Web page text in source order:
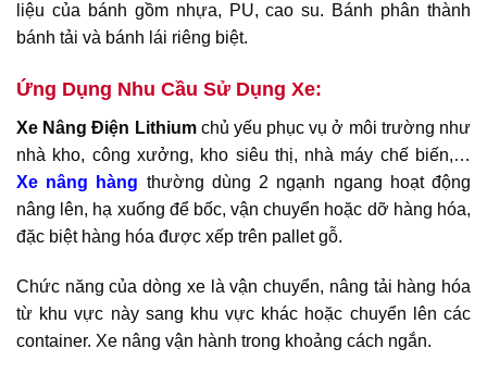
liệu của bánh gồm nhựa, PU, cao su. Bánh phân thành
bánh tải và bánh lái riêng biệt.
Ứng Dụng Nhu Cầu Sử Dụng Xe:
Xe Nâng Điện Lithiumchủ yếu phục vụ ở môi trường như
nhà kho, công xưởng, kho siêu thị, nhà máy chế biến,…
Xe nâng hàng thường dùng 2 ngạnh ngang hoạt động
nâng lên, hạ xuống để bốc, vận chuyển hoặc dỡ hàng hóa,
đặc biệt hàng hóa được xếp trên pallet gỗ.
Chức năng của dòng xe là vận chuyển, nâng tải hàng hóa
từ khu vực này sang khu vực khác hoặc chuyển lên các
container. Xe nâng vận hành trong khoảng cách ngắn.